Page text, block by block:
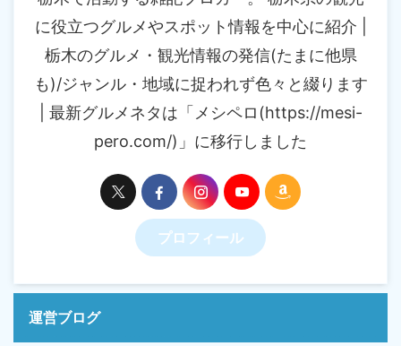
に役立つグルメやスポット情報を中心に紹介 |
栃木のグルメ・観光情報の発信(たまに他県
も)/ジャンル・地域に捉われず色々と綴ります
| 最新グルメネタは「メシペロ(https://mesi-
pero.com/)」に移行しました
プロフィール
運営ブログ